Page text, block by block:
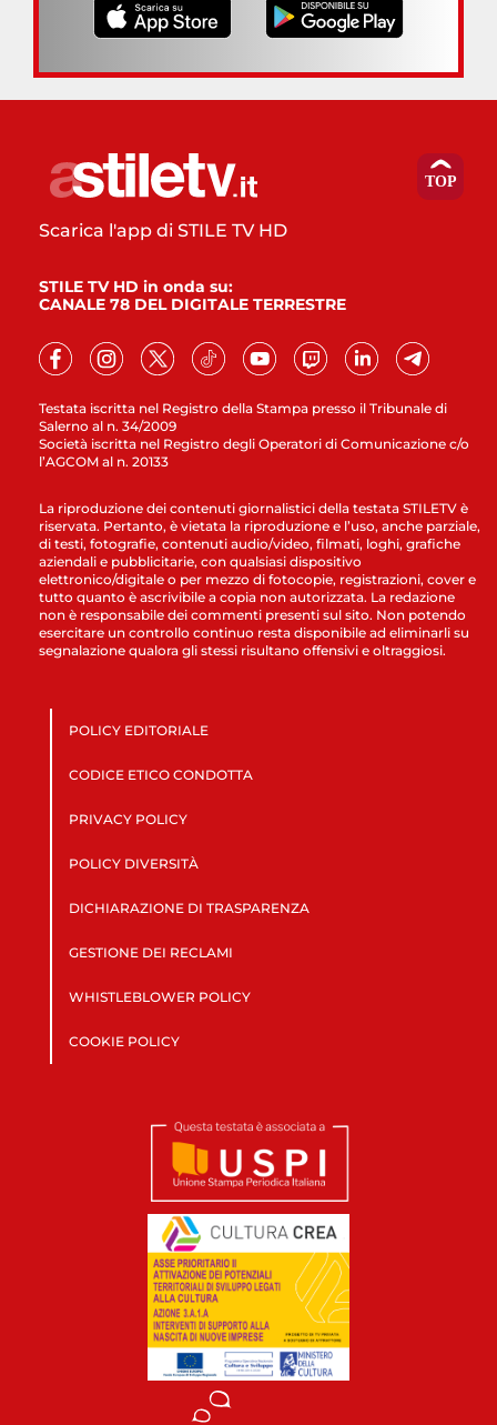
Testata iscritta nel Registro della Stampa presso il Tribunale di
Salerno al n. 34/2009
Società iscritta nel Registro degli Operatori di Comunicazione c/o
l’AGCOM al n. 20133
Scarica l'app di STILE TV HD
STILE TV HD in onda su:
CANALE 78 DEL DIGITALE TERRESTRE
La riproduzione dei contenuti giornalistici della testata STILETV è
riservata. Pertanto, è vietata la riproduzione e l’uso, anche parziale,
di testi, fotografie, contenuti audio/video, filmati, loghi, grafiche
aziendali e pubblicitarie, con qualsiasi dispositivo
elettronico/digitale o per mezzo di fotocopie, registrazioni, cover e
tutto quanto è ascrivibile a copia non autorizzata. La redazione
non è responsabile dei commenti presenti sul sito. Non potendo
esercitare un controllo continuo resta disponibile ad eliminarli su
segnalazione qualora gli stessi risultano offensivi e oltraggiosi.
POLICY EDITORIALE
CODICE ETICO CONDOTTA
PRIVACY POLICY
POLICY DIVERSITÀ
DICHIARAZIONE DI TRASPARENZA
GESTIONE DEI RECLAMI
WHISTLEBLOWER POLICY
COOKIE POLICY